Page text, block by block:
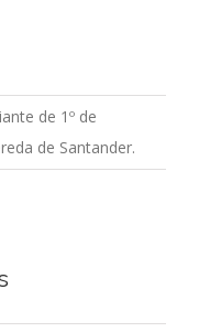
de 1º de
de Santander.